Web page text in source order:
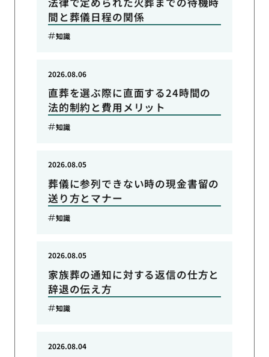
間と葬儀日程の関係
知識
直葬を選ぶ際に直面する24時間の
法的制約と費用メリット
2026.08.06
知識
葬儀に参列できない時の現金書留の
送り方とマナー
2026.08.05
知識
家族葬の通知に対する返信の仕方と
辞退の伝え方
2026.08.05
知識
2026.08.04